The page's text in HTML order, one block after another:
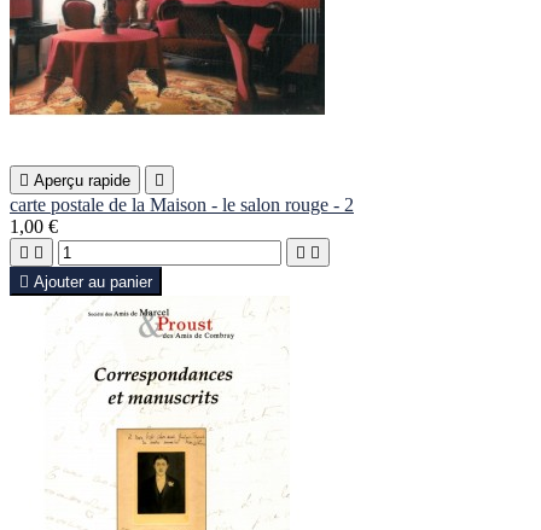
 Aperçu rapide 
carte postale de la Maison - le salon rouge - 2
1,00 €
   
 Ajouter au panier